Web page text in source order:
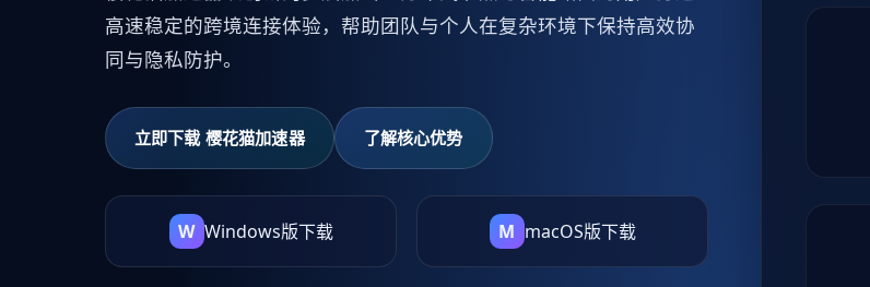
高速稳定的跨境连接体验，帮助团队与个人在复杂环境下保持高效协
同与隐私防护。
立即下载 樱花猫加速器 了解核心优势
W Windows版下载 M macOS版下载